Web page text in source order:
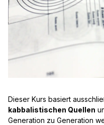
Dieser Kurs basiert
kabbalistischen Quellen
Generation zu Generation